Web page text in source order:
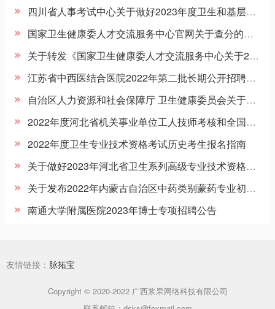
四川省人事考试中心关于做好2023年度卫生和基层卫生专业技术人员副高级资格考试考务工作的通...
国家卫生健康委人才交流服务中心官网关于查分的重要提示
关于转发《国家卫生健康委人才交流服务中心关于2022年度卫生人才评价考试考务工作安排的通知》的通知（苏卫考办发〔2022〕1号）
江苏省中西医结合医院2022年第二批长期公开招聘工作人员面试公告（一）
自治区人力资源和社会保障厅 卫生健康委员会关于做好2023年度卫生专业技术资格考试工作的通知
2022年度河北省机关事业单位工人技师考核和全国卫生专业技术资格考试河北考区新冠肺炎疫情防控考生告知书
2022年度卫生专业技术资格考试历史考生报名指南
关于做好2023年河北省卫生系列高级专业技术资格实践技能考试的通知（摘要）
关于发布2022年内蒙古自治区中药类别蒙药专业初、中、高级专业技术资格考试成绩和成绩合格人员公示的公告
南通大学附属医院2023年博士专项招聘公告
友情链接： 脉拓宝
Copyright © 2020-2022 广西浆果网络科技有限公司